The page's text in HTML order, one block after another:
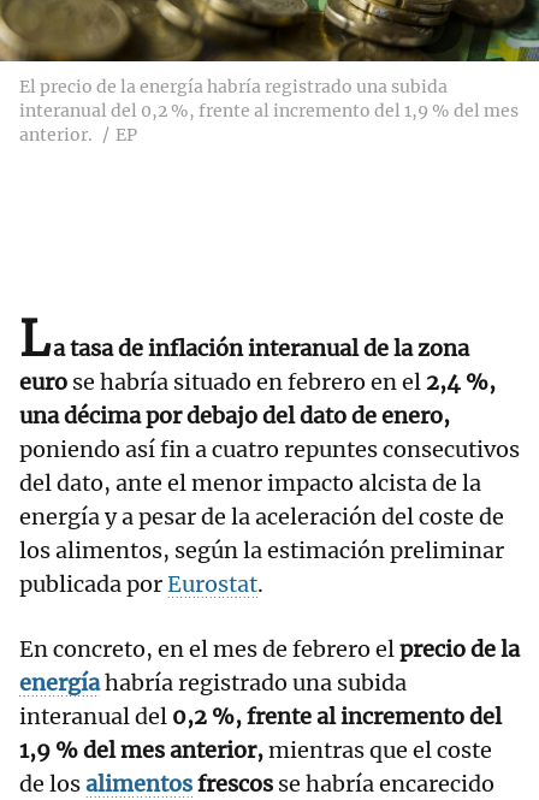
El precio de la energía habría registrado una subida
interanual del 0,2 %, frente al incremento del 1,9 % del mes
anterior.
EP
La tasa de inflación interanual de la zona
euro se habría situado en febrero en el 2,4 %,
una décima por debajo del dato de enero,
poniendo así fin a cuatro repuntes consecutivos
del dato, ante el menor impacto alcista de la
energía y a pesar de la aceleración del coste de
los alimentos, según la estimación preliminar
publicada porEurostat.
En concreto, en el mes de febrero elprecio de la
energíahabría registrado una subida
interanual del 0,2 %, frente al incremento del
1,9 % del mes anterior,mientras que el coste
de losalimentosfrescos se habría encarecido